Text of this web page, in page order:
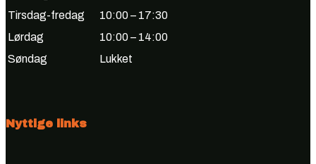
Tirsdag-fredag
10:00 – 17:30
Lørdag
10:00 – 14:00
Søndag
Lukket
Nyttige links